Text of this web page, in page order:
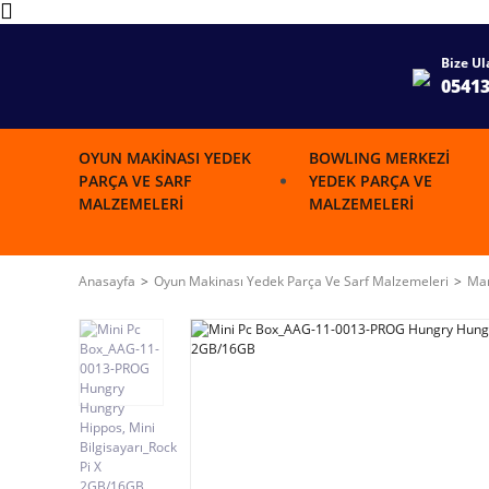
Bize
OYUN MAKINASI YEDEK
PARÇA VE SARF
MALZEMELERI
BOWLING MERKEZI
YEDEK PARÇA VE
MALZEMELERI
Anasayfa Oyun Makinası Yedek Parça Ve Sarf Malzemeleri